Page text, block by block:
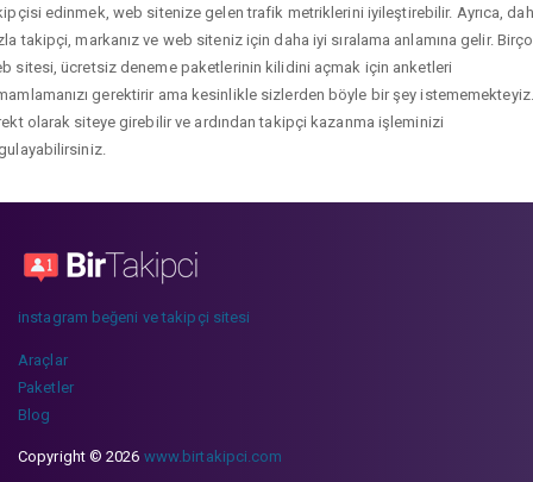
edinmek, web sitenize gelen trafik metriklerini iyileştirebilir. Ayrıca,
takipçi, markanız ve web siteniz için daha iyi sıralama anlamına gelir.
sitesi, ücretsiz deneme paketlerinin kilidini açmak için anketleri
gerektirir ama kesinlikle sizlerden böyle bir şey istememekteyiz.
olarak siteye girebilir ve ardından takipçi kazanma işleminizi
instagram beğeni ve takipçi sitesi
Araçlar
Paketler
Blog
Copyright © 2026 www.birtakipci.com